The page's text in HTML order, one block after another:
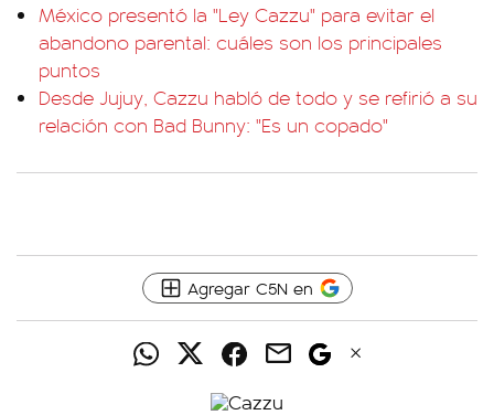
México presentó la "Ley Cazzu" para evitar el
abandono parental: cuáles son los principales
puntos
Desde Jujuy, Cazzu habló de todo y se refirió a su
relación con Bad Bunny: "Es un copado"
Agregar C5N en